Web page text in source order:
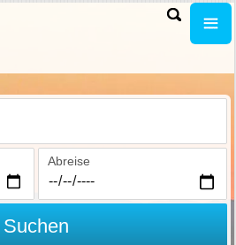
Abreise
Suchen